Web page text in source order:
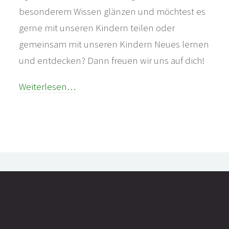
besonderem Wissen glänzen und möchtest es
gerne mit unseren Kindern teilen oder
gemeinsam mit unseren Kindern Neues lernen
und entdecken? Dann freuen wir uns auf dich!
Weiterlesen…